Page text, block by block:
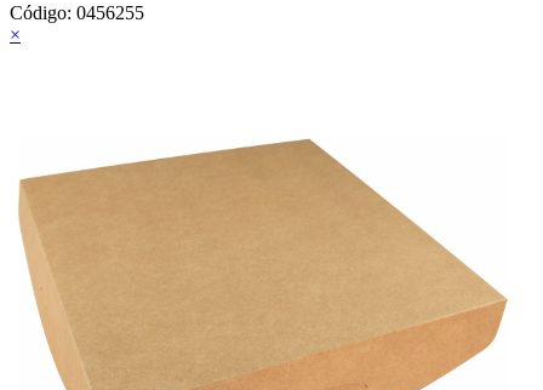
Código: 0456255
×